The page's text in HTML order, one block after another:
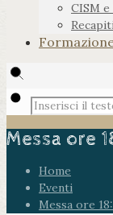
CISM
Messa ore
Home
Eventi
Messa ore